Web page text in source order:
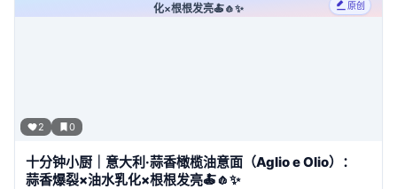
化×根根发亮🍝🧄✨
原创
2 0
十分钟小厨｜意大利·蒜香橄榄油意面（Aglio e Olio）：
蒜香爆裂×油水乳化×根根发亮🍝🧄✨